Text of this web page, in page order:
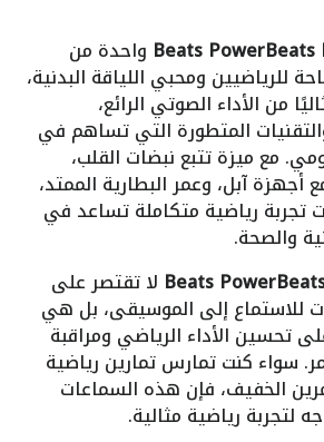
واحدة من
للرياضيين ومحبي اللياقة البدنية،
من الأداء الصوتي الرائع،
المتطورة التي تساهم في
مع ميزة تتبع نبضات القلب،
آبل، وعمر البطارية الممتد،
تجربة رياضية متكاملة تساعد في
والصحة.
لا تقتصر على
للاستماع إلى الموسيقى، بل هي
تحسين الأداء الرياضي ومراقبة
سواء كنت تمارس تمارين رياضية
الخفيف، فإن هذه السماعات
لتجربة رياضية مثالية.